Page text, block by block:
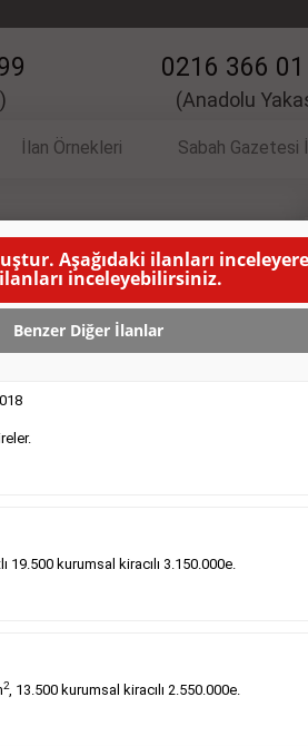
0216 366
(Anadolu
İlan Örnekleri Sabah Gazetesi
SÜRESİ DOLMUŞTUR )
Aşağıdaki ilanları
inceleyebilirsiniz.
Benzer Diğer İlanlar
19.500 kurumsal kiracılı 3.150.000e.
2, 13.500 kurumsal kiracılı 2.550.000e.